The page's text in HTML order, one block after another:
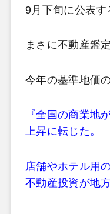
9月下旬に公表す
まさに不動産鑑
今年の基準地価
『全国の商業地
上昇に転じた。
店舗やホテル用
不動産投資が地